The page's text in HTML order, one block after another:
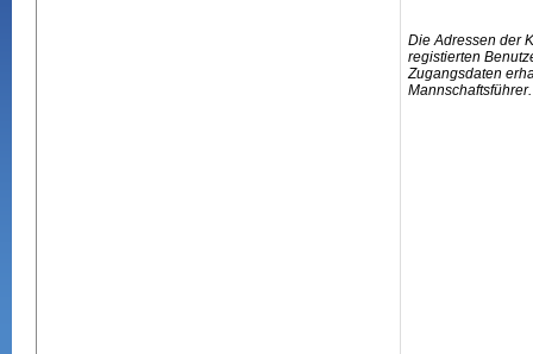
Die Adressen der
registierten
Zugangsdaten
Mannschaftsführer.